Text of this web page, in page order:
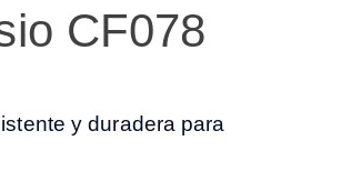
CF078
y duradera para